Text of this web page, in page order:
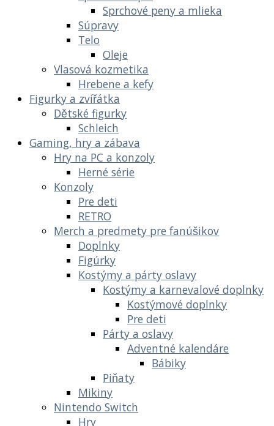
Sprchové peny a mlieka
Súpravy
Telo
Oleje
Vlasová kozmetika
Hrebene a kefy
Figurky a zvířátka
Dětské figurky
Schleich
Gaming, hry a zábava
Hry na PC a konzoly
Herné série
Konzoly
Pre deti
RETRO
Merch a predmety pre fanúšikov
Doplnky
Figúrky
Kostýmy a párty oslavy
Kostýmy a karnevalové doplnky
Kostýmové doplnky
Pre deti
Párty a oslavy
Adventné kalendáre
Bábiky
Piňaty
Mikiny
Nintendo Switch
Hry